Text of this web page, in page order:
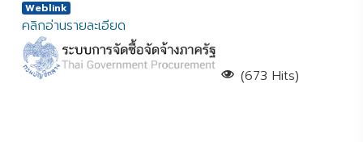
Weblink
คลิกอ่านรายละเอียด
(673 Hits)